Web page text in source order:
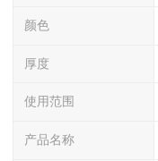
颜色
厚度
使用范围
产品名称